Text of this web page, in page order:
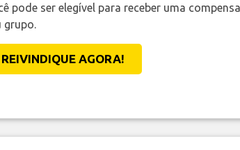
pode ser elegível para receber uma
grupo.
REIVINDIQUE AGORA!